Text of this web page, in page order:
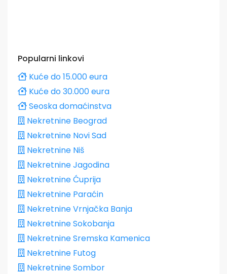
Popularni linkovi
Kuće do 15.000 eura
Kuće do 30.000 eura
Seoska domaćinstva
Nekretnine Beograd
Nekretnine Novi Sad
Nekretnine Niš
Nekretnine Jagodina
Nekretnine Ćuprija
Nekretnine Paraćin
Nekretnine Vrnjačka Banja
Nekretnine Sokobanja
Nekretnine Sremska Kamenica
Nekretnine Futog
Nekretnine Sombor